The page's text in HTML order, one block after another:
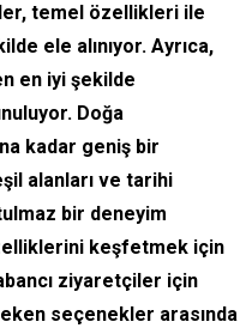
temel özellikleri ile
ele alınıyor. Ayrıca,
en iyi şekilde
Doğa
kadar geniş bir
alanları ve tarihi
bir deneyim
keşfetmek için
ziyaretçiler için
seçenekler arasında